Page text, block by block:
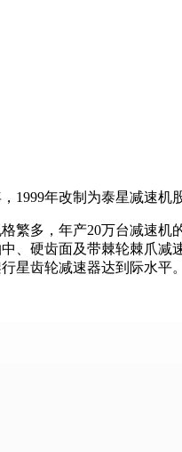
年改制为泰星减速机
多，年产20万台减速机
硬齿面及带棘轮棘爪减
星齿轮减速器达到际水